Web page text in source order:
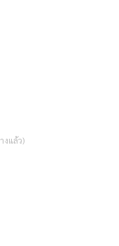
งแล้ว)